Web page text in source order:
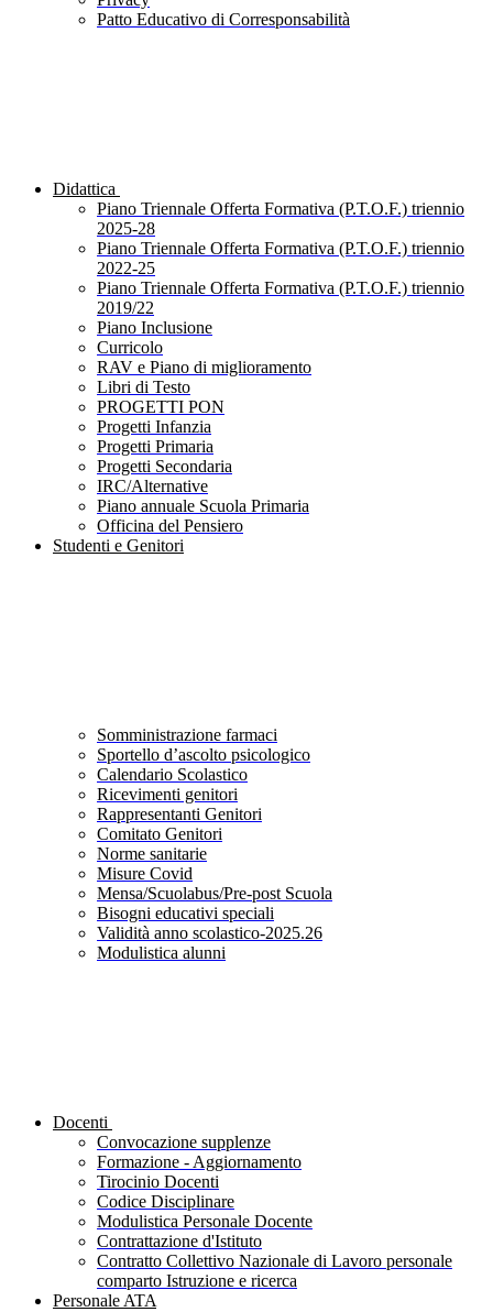
Patto Educativo di Corresponsabilità
Didattica
Piano Triennale Offerta Formativa (P.T.O.F.) triennio
2025-28
Piano Triennale Offerta Formativa (P.T.O.F.) triennio
2022-25
Piano Triennale Offerta Formativa (P.T.O.F.) triennio
2019/22
Piano Inclusione
Curricolo
RAV e Piano di miglioramento
Libri di Testo
PROGETTI PON
Progetti Infanzia
Progetti Primaria
Progetti Secondaria
IRC/Alternative
Piano annuale Scuola Primaria
Officina del Pensiero
Studenti e Genitori
Somministrazione farmaci
Sportello d’ascolto psicologico
Calendario Scolastico
Ricevimenti genitori
Rappresentanti Genitori
Comitato Genitori
Norme sanitarie
Misure Covid
Mensa/Scuolabus/Pre-post Scuola
Bisogni educativi speciali
Validità anno scolastico-2025.26
Modulistica alunni
Docenti
Convocazione supplenze
Formazione - Aggiornamento
Tirocinio Docenti
Codice Disciplinare
Modulistica Personale Docente
Contrattazione d'Istituto
Contratto Collettivo Nazionale di Lavoro personale
comparto Istruzione e ricerca
Personale ATA